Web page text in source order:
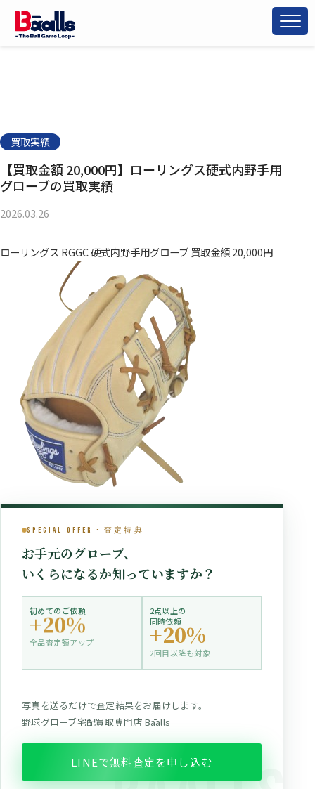
買取実績
【買取金額 20,000円】ローリングス硬式内野手用
グローブの買取実績
2026.03.26
ローリングス RGGC 硬式内野手用グローブ 買取金額 20,000円
Special Offer · 査定特典
お手元のグローブ、
いくらになるか知っていますか？
初めてのご依頼
+20%
全品査定額アップ
2点以上の
同時依頼
+20%
2回目以降も対象
写真を送るだけで査定結果をお届けします。
野球グローブ宅配買取専門店 Bāalls
LINEで無料査定を申し込む